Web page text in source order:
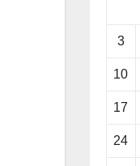
3
10
17
24